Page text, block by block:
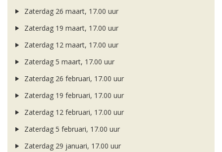
Zaterdag 26 maart, 17.00 uur
Zaterdag 19 maart, 17.00 uur
Zaterdag 12 maart, 17.00 uur
Zaterdag 5 maart, 17.00 uur
Zaterdag 26 februari, 17.00 uur
Zaterdag 19 februari, 17.00 uur
Zaterdag 12 februari, 17.00 uur
Zaterdag 5 februari, 17.00 uur
Zaterdag 29 januari, 17.00 uur